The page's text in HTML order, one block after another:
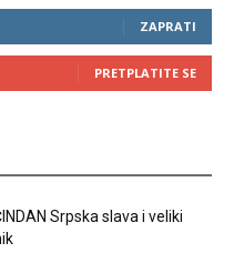
ZAPRATI
PRETPLATITE SE
Srpska slava i veliki